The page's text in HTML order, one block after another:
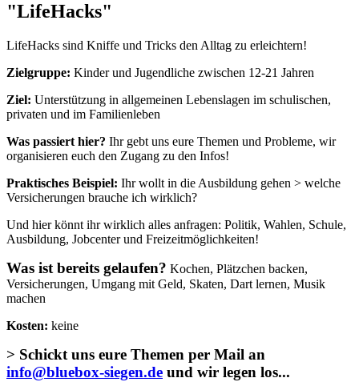
"LifeHacks"
LifeHacks sind Kniffe und Tricks den Alltag zu erleichtern!
Zielgruppe: Kinder und Jugendliche zwischen 12-21 Jahren
Ziel: Unterstützung in allgemeinen Lebenslagen im schulischen,
privaten und im Familienleben
Was passiert hier? Ihr gebt uns eure Themen und Probleme, wir
organisieren euch den Zugang zu den Infos!
Praktisches Beispiel: Ihr wollt in die Ausbildung gehen > welche
Versicherungen brauche ich wirklich?
Und hier könnt ihr wirklich alles anfragen: Politik, Wahlen, Schule,
Ausbildung, Jobcenter und Freizeitmöglichkeiten!
Was ist bereits gelaufen? Kochen, Plätzchen backen,
Versicherungen, Umgang mit Geld, Skaten, Dart lernen, Musik
machen
Kosten: keine
> Schickt uns eure Themen per Mail an
info@bluebox-siegen.de und wir legen los...